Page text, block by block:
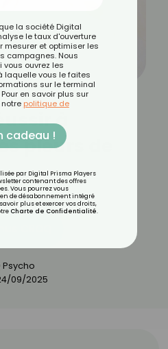
à
pleurs de
Psycho
09/2025
la société Digital
le taux d'ouverture
mesurer et optimiser les
campagnes. Nous
vous ouvrez les
laquelle vous le faites
sur le terminal
en savoir plus sur
politique de
cadeau !
par Digital Prisma Players
contenant des offres
Vous pourrez vous
de désabonnement intégré
plus et exercer vos droits,
Charte de Confidentialité.